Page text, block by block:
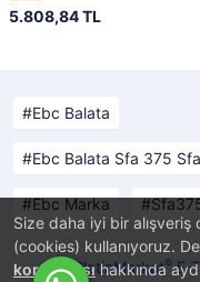
Size daha iyi bir
(cookies) kullanıyoruz.
korunmasıhakkında
5.808,84 TL
Ebc Balata
Ebc Balata Sfa 375
Ebc Marka
PlatinMarket®E-